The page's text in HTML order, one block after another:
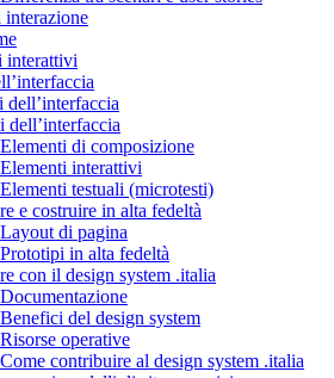
interazione
interattivi
dell’interfaccia
di composizione
interattivi
testuali (microtesti)
e costruire in alta fedeltà
di pagina
in alta fedeltà
con il design system .italia
del design system
operative
contribuire al design system .italia